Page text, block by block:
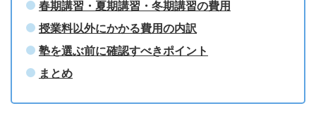
春期講習・夏期講習・冬期講習の費用
授業料以外にかかる費用の内訳
塾を選ぶ前に確認すべきポイント
まとめ